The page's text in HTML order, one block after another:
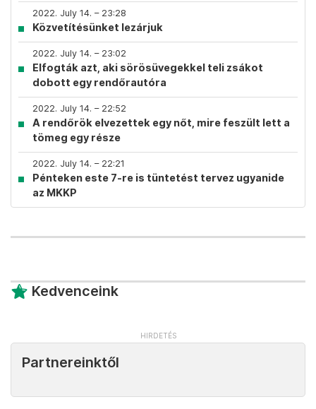
2022. July 14. – 23:28
Közvetítésünket lezárjuk
2022. July 14. – 23:02
Elfogták azt, aki sörösüvegekkel teli zsákot
dobott egy rendőrautóra
2022. July 14. – 22:52
A rendőrök elvezettek egy nőt, mire feszült lett a
tömeg egy része
2022. July 14. – 22:21
Pénteken este 7-re is tüntetést tervez ugyanide
az MKKP
Kedvenceink
Partnereinktől